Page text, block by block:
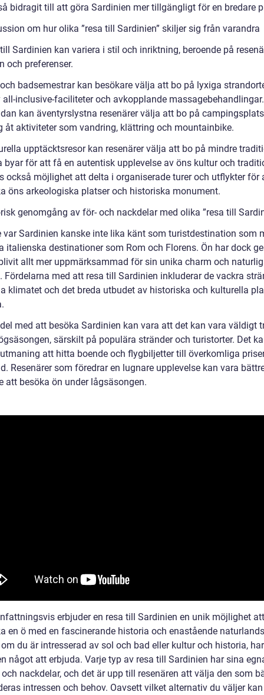
bidragit till att göra Sardinien mer tillgängligt för en bredare
om hur olika ”resa till Sardinien” skiljer sig från varandra
Sardinien kan variera i stil och inriktning, beroende på
och preferenser.
badsemestrar kan besökare välja att bo på lyxiga
all-inclusive-faciliteter och avkopplande
kan äventyrslystna resenärer välja att bo på
åt aktiviteter som vandring, klättring och mountainbike.
upptäcktsresor kan resenärer välja att bo på mindre
byar för att få en autentisk upplevelse av öns kultur och
också möjlighet att delta i organiserade turer och utflykter för
öns arkeologiska platser och historiska monument.
genomgång av för- och nackdelar med olika ”resa till
var Sardinien kanske inte lika känt som turistdestination som
italienska destinationer som Rom och Florens. Ön har dock
allt mer uppmärksammad för sin unika charm och
Fördelarna med att resa till Sardinien inkluderar de vackra
klimatet och det breda utbudet av historiska och kulturella
med att besöka Sardinien kan vara att det kan vara väldigt
särskilt på populära stränder och turistorter. Det
att hitta boende och flygbiljetter till överkomliga
Resenärer som föredrar en lugnare upplevelse kan vara
att besöka ön under lågsäsongen.
erbjuder en resa till Sardinien en unik möjlighet att
en ö med en fascinerande historia och enastående
du är intresserad av sol och bad eller kultur och historia, har
något att erbjuda. Varje typ av resa till Sardinien har sina
nackdelar, och det är upp till resenären att välja den som
intressen och behov. Oavsett vilket alternativ du väljer